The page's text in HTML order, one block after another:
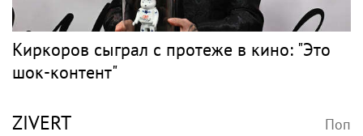
Киркоров сыграл с протеже в кино: "Это
шок-контент"
ZIVERT Поп